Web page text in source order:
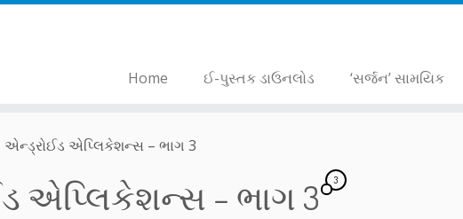
Home ઈ-પુસ્તક ડાઉનલોડ ‘સર્જન’ સામયિક
એન્ડ્રોઈડ એપ્લિકેશન્સ – ભાગ 3
એપ્લિકેશન્સ – ભાગ 3 3